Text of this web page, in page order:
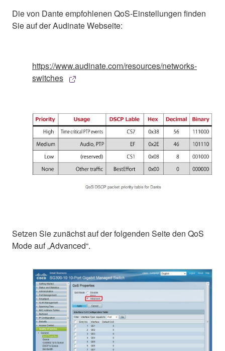
Die von Dante empfohlenen QoS-Einstellungen finden
Sie auf der Audinate Webseite:
https://www.audinate.com/resources/networks-
switches
Setzen Sie zunächst auf der folgenden Seite den QoS
Mode auf „Advanced“.